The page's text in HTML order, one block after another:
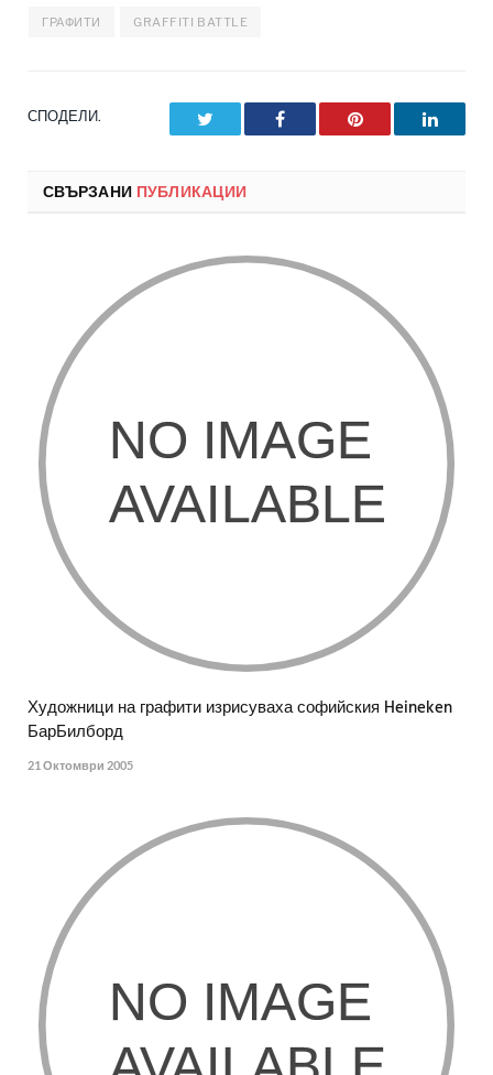
ГРАФИТИ GRAFFITI BATTLE
СПОДЕЛИ. Facebook Pinterest
СВЪРЗАНИ ПУБЛИКАЦИИ
Художници на графити изрисуваха софийския Heineken
БарБилборд
21 Октомври 2005